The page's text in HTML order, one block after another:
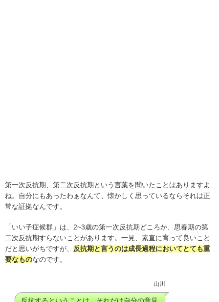
第一次反抗期、第二次反抗期という言葉を聞いたことはありますよ
ね。自分にもあったわぁなんて、懐かしく思っているならそれは正
常な証拠なんです。
「いい子症候群」は、2~3歳の第一次反抗期どころか、思春期の第
二次反抗期すらないことがあります。一見、素直に育って良いこと
だと思いがちですが、
反抗期と言うのは成長過程においてとても重
要なものなのです。
山川